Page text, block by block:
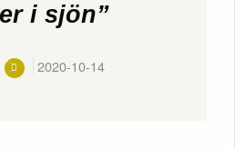
i sjön”
2020-10-14